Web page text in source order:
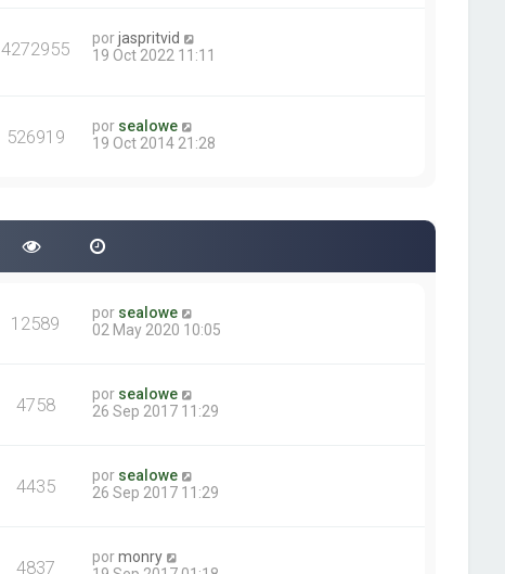
4272955 porjaspritvid
19 Oct 2022 11:11
526919 por sealowe
19 Oct 2014 21:28
12589 por sealowe
02 May 2020 10:05
4758 por sealowe
26 Sep 2017 11:29
4435 por sealowe
26 Sep 2017 11:29
4837 pormonry